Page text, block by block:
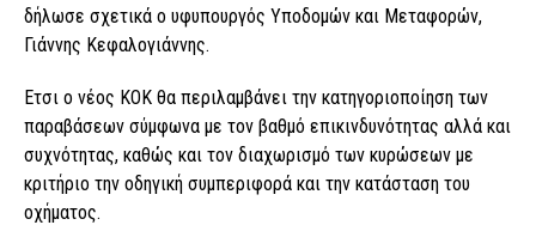
δήλωσε σχετικά ο υφυπουργός Υποδομών και Μεταφορών,
Γιάννης Κεφαλογιάννης.
Ετσι ο νέος ΚΟΚ θα περιλαμβάνει την κατηγοριοποίηση των
παραβάσεων σύμφωνα με τον βαθμό επικινδυνότητας αλλά και
συχνότητας, καθώς και τον διαχωρισμό των κυρώσεων με
κριτήριο την οδηγική συμπεριφορά και την κατάσταση του
οχήματος.